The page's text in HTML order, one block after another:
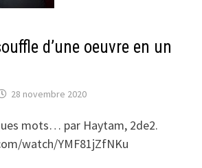
d’une oeuvre en un
28 novembre 2020
mots… par Haytam, 2de2.
watch/YMF81jZfNKu